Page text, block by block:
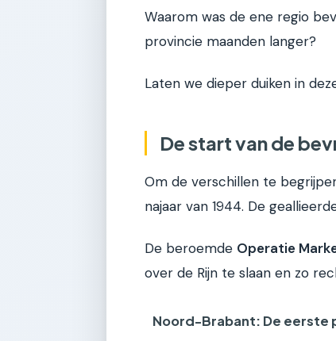
Waarom was de ene regio
provincie maanden langer?
Laten we dieper duiken in
De start van de
Om de verschillen te
najaar van 1944. De
De beroemde Operatie
over de Rijn te slaan en zo
Noord-Brabant: De eerste